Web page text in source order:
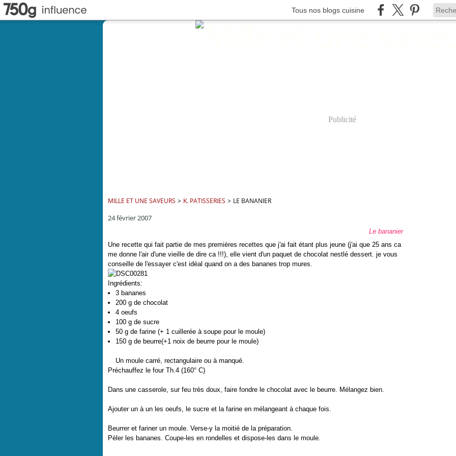
Tous nos blogs cuisine
Publicité
MILLE ET UNE SAVEURS > K. PATISSERIES > LE BANANIER
24 février 2007
Le bananier
Une recette qui fait partie de mes premières recettes que j'ai fait étant plus jeune (j'ai que 25 ans ca
me donne l'air d'une vieille de dire ca !!!), elle vient d'un paquet de chocolat nestlé dessert. je vous
conseille de l'essayer c'est idéal quand on a des bananes trop mures.
Ingrédients:
3 bananes
200 g de chocolat
4 oeufs
100 g de sucre
50 g de farine (+ 1 cuillerée à soupe pour le moule)
150 g de beurre(+1 noix de beurre pour le moule)
Un moule carré, rectangulaire ou à manqué.
Préchauffez le four Th.4 (160° C)
Dans une casserole, sur feu très doux, faire fondre le chocolat avec le beurre. Mélangez bien.
Ajouter un à un les oeufs, le sucre et la farine en mélangeant à chaque fois.
Beurrer et fariner un moule. Verse-y la moitié de la préparation.
Pèler les bananes. Coupe-les en rondelles et dispose-les dans le moule.